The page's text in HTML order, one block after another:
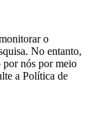
o
No entanto,
por nós por meio
a Política de